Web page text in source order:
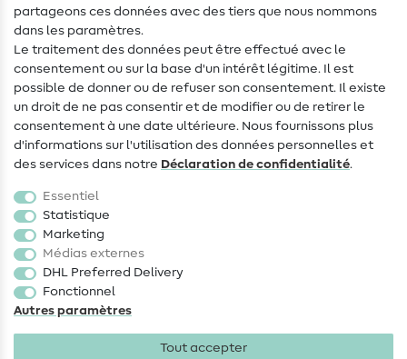
Contact
Changement de propriétaire
FAQ
Droit de rétractation
Populaire
Accessoires de couture
Promotions
partageons ces données avec des tiers que nous nommons
dans les paramètres.
Le traitement des données peut être effectué avec le
consentement ou sur la base d'un intérêt légitime. Il est
possible de donner ou de refuser son consentement. Il existe
un droit de ne pas consentir et de modifier ou de retirer le
consentement à une date ultérieure. Nous fournissons plus
d'informations sur l'utilisation des données personnelles et
des services dans notre Déclaration de confidentialité.
Essentiel
Statistique
Marketing
Médias externes
DHL Preferred Delivery
Fonctionnel
Autres paramètres
Tout accepter